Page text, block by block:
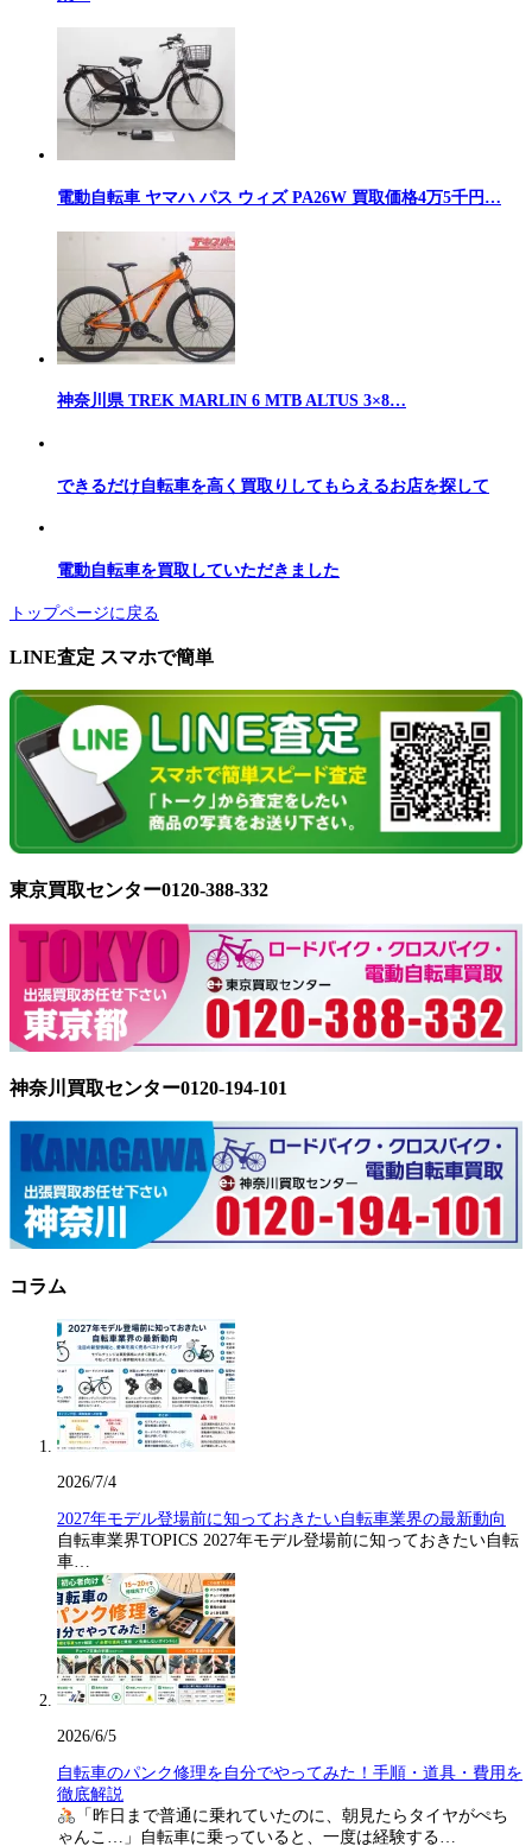
電動自転車 ヤマハ パス ウィズ PA26W 買取価格4万5千円…
神奈川県 TREK MARLIN 6 MTB ALTUS 3×8…
できるだけ自転車を高く買取りしてもらえるお店を探して
電動自転車を買取していただきました
トップページに戻る
LINE査定 スマホで簡単
東京買取センター0120-388-332
神奈川買取センター0120-194-101
コラム
2026/7/4
2027年モデル登場前に知っておきたい自転車業界の最新動向
自転車業界TOPICS 2027年モデル登場前に知っておきたい自転
車…
2026/6/5
自転車のパンク修理を自分でやってみた！手順・道具・費用を
徹底解説
「昨日まで普通に乗れていたのに、朝見たらタイヤがぺち
ゃんこ…」自転車に乗っていると、一度は経験する…